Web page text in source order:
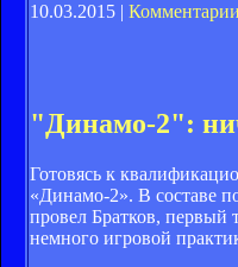
10.03.2015 |
"Динамо-2":
Готовясь к
«Динамо-2». В составе
провел Братков,
немного игровой